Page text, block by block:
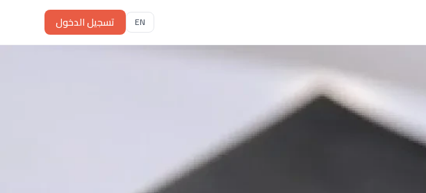
EN تسجيل الدخول